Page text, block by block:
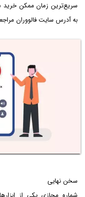
سریع‌ترین زمان ممکن خرید
به آدرس سایت فالووران
سخن نهایی